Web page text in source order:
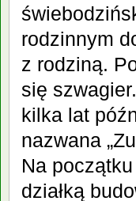
rodzinnym
z rodziną.
się
kilka lat
nazwana
Na
działką